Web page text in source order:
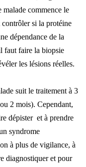
malade commence le
si la protéine
dépendance de la
faut faire la biopsie
les lésions réelles.
suit le traitement à 3
2 mois). Cependant,
dépister et à prendre
syndrome
à plus de vigilance, à
diagnostiquer et pour